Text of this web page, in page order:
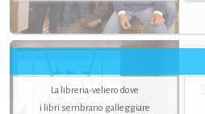
La libreria-veliero dove
i libri sembrano galleggiare